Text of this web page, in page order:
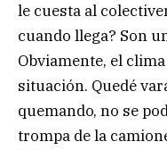
le cuesta al
cuando llega? Son
Obviamente, el
situación. Quedé
quemando, no se
trompa de la